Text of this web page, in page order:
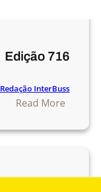
Edição 716
Redação InterBuss
Read More:
d
ã